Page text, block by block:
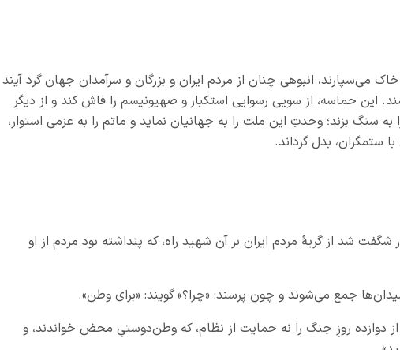
می‌سپارند، انبوهی چنان از مردم ایران و بزرگان و سرآمدان جهان گرد آیند
این حماسه، از سویی رسوایی استکبار و صهیونیسم را فاش کند و از دیگر
سنگ بزند؛ وحدتِ این ملت را به جهانیان نماید و ماتم را به عزمی استوار،
ستمگران، بدل گرداند.
شگفت شد از گريه مردم ايران بر آن شهيد راه، كه پنداشته بود مردم از او
جمع می‌شوند و چون پرسند: «چرا؟» گويند: «برای وطن».
دوازده روزِ جنگ را نه حمايت از نظام، كه وطن‌دوستیِ محض خواندند، و